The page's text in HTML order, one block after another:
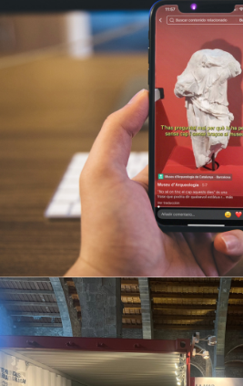
Museu
Producció fotogràfica i
culturals